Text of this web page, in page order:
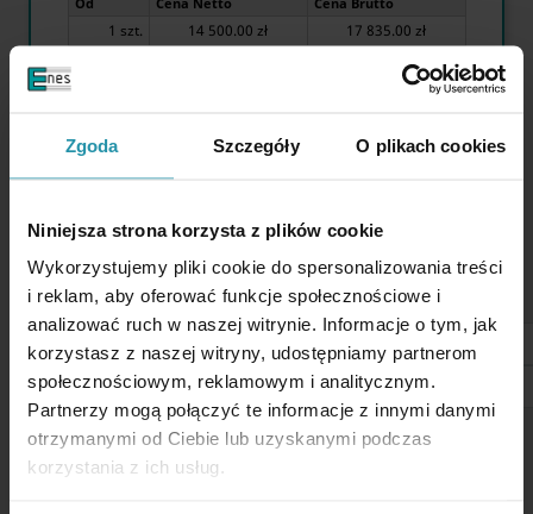
Zgoda Szczegóły O plikach cookies
Niniejsza strona korzysta z plików cookie
Wykorzystujemy pliki cookie do spersonalizowania treści
i reklam, aby oferować funkcje społecznościowe i
analizować ruch w naszej witrynie. Informacje o tym, jak
korzystasz z naszej witryny, udostępniamy partnerom
społecznościowym, reklamowym i analitycznym.
Partnerzy mogą połączyć te informacje z innymi danymi
otrzymanymi od Ciebie lub uzyskanymi podczas
korzystania z ich usług.
1 szt. 14 500.00 zł 17 835.00 zł

Dostępna ilość:
Magnetyczny uchwyt trawersowy FX-LT 1600